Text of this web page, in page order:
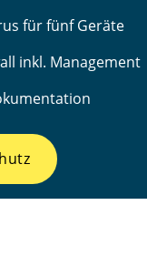
für fünf Geräte
inkl. Management